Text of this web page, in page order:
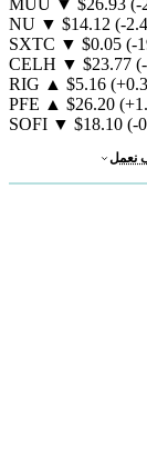
MUU ▼ $26.93 (-
NU ▼ $14.12 (-
SXTC ▼ $0.05 (-
CELH ▼ $23.77
RIG ▲ $5.16
PFE ▲ $26.20
SOFI ▼ $18.10 (-
نعمل